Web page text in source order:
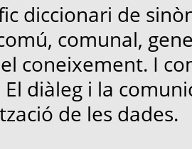
diccionari de
comunal,
coneixement. I
diàleg i la
de les dades.